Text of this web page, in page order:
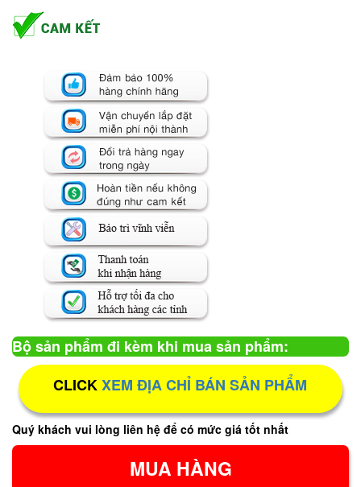
Bộ sản phẩm đi kèm khi mua sản phẩm:
CLICKXEM ĐỊA CHỈ BÁN SẢN PHẨM
Quý khách vui lòng liên hệ để có mức giá tốt nhất